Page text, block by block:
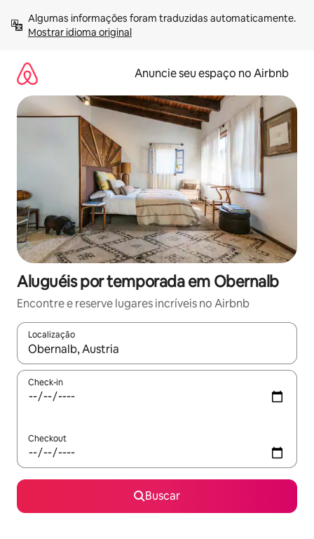
para
Mostrar idioma original
Anuncie seu espaço no Airbnb
Aluguéis por temporada em Obernalb
Encontre e reserve lugares incríveis no Airbnb
Localização
Quando os resultados estiverem disponíveis, explore-os
Check-in
Checkout
Buscar